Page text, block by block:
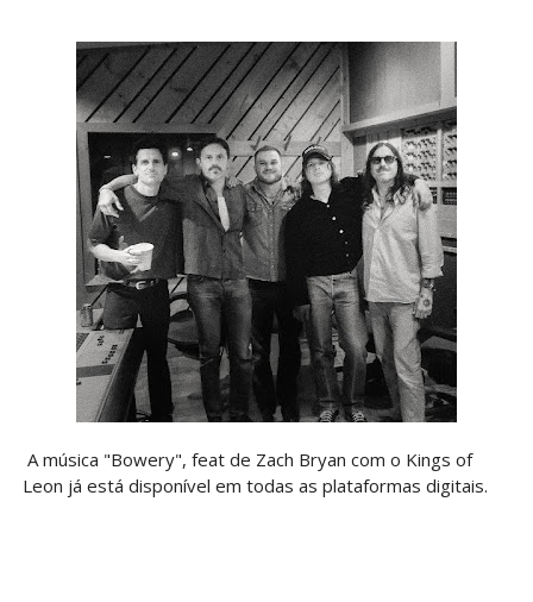
A música "Bowery", feat de Zach Bryan com o Kings of
Leon já está disponível em todas as plataformas digitais.